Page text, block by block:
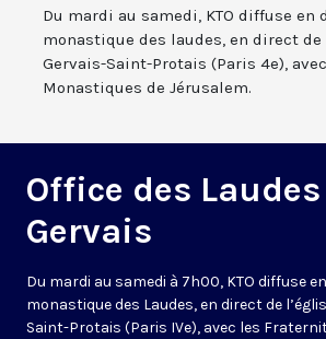
Du mardi au samedi, KTO diffuse en
monastique des laudes, en direct
Gervais-Saint-Protais (Paris 4e),
Monastiques de Jérusalem.
Office des
Gervais
Du mardi au samedi à 7h00, KTO diffuse
monastique des Laudes, en direct de
Saint-Protais (Paris IVe), avec les